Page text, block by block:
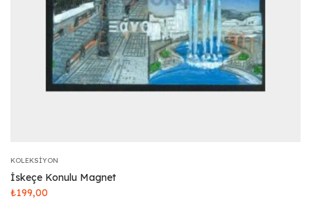
KOLEKSIYON
İskeçe Konulu Magnet
₺199,00